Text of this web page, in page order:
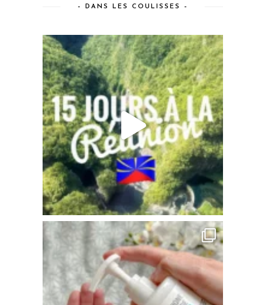
– DANS LES COULISSES –